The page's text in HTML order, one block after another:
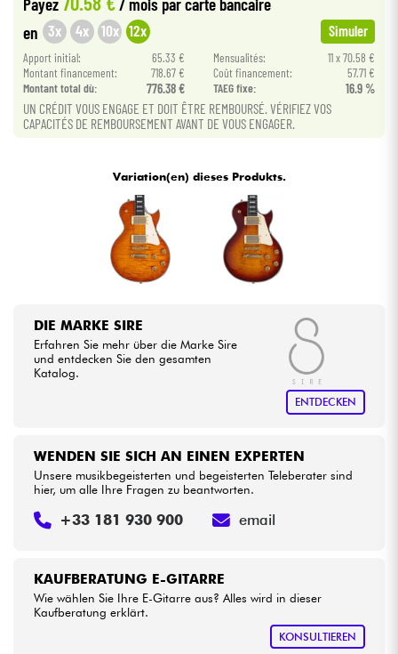
Kabel & Zubehöre
HiFi
Sehen Sie sich unsere Marken an
Payez / mois par carte bancaire
en 3x 4x 10x 12x Simuler
Apport initial: 65.33 € Mensualités:
11 x 70.58 €
Montant financement:
718.67 € Coût financement:
57.71 €
Montant total dù:
776.38 € TAEG fixe: 16.9 %
UN CRÉDIT VOUS ENGAGE ET DOIT ÊTRE REMBOURSÉ. VÉRIFIEZ VOS
CAPACITÉS DE REMBOURSEMENT AVANT DE VOUS ENGAGER.
Variation(en) dieses Produkts.
DIE MARKE SIRE
Erfahren Sie mehr über die Marke Sire
und entdecken Sie den gesamten
Katalog.
ENTDECKEN
KAUFBERATUNG E-GITARRE
Wie wählen Sie Ihre E-Gitarre aus? Alles wird in dieser
Kaufberatung erklärt.
KONSULTIEREN
WENDEN SIE SICH AN EINEN EXPERTEN
Unsere musikbegeisterten und begeisterten Teleberater sind
hier, um alle Ihre Fragen zu beantworten.
+33 181 930 900 email